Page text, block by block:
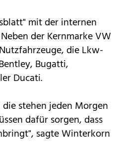
mit der internen
der Kernmarke VW
die Lkw-
Bugatti,
Ducati.
stehen jeden Morgen
dafür sorgen, dass
sagte Winterkorn